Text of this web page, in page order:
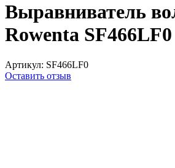
Выравниватель
Rowenta SF466LF0
Артикул: SF466LF0
Оставить отзыв